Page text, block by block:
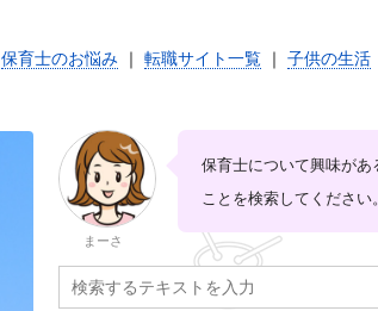
保育士のお悩み ｜ 転職サイト一覧 ｜ 子供の生活
まーさ
保育士について興味があ
ことを検索してください。